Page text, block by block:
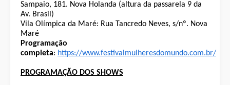
Sampaio, 181. Nova Holanda (altura da passarela 9 da
Av. Brasil)
Vila Olímpica da Maré: Rua Tancredo Neves, s/nº. Nova
Maré
Programação
completa: https://www.festivalmulheresdomundo.com.br/
PROGRAMAÇÃO DOS SHOWS